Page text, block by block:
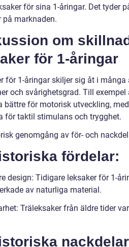
för sina 1-åringar. Det tyder
på marknaden.
om
för 1-åringar
för 1-åringar skiljer sig åt i många
och svårighetsgrad. Till
bättre för motorisk utveckling,
för taktil stimulans och trygghet.
genomgång av för- och
fördelar:
design: Tidigare leksaker för 1-
av naturliga material.
Träleksaker från äldre tider